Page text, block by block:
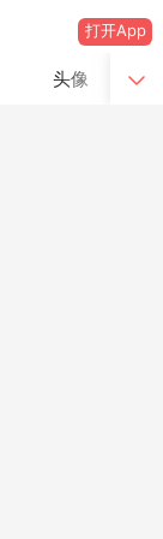
打开App
头像